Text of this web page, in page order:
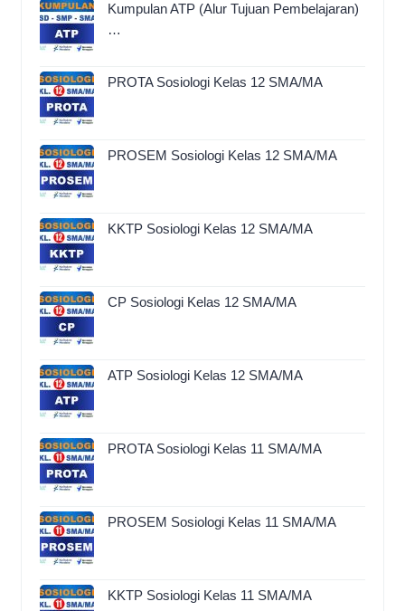
Kumpulan ATP (Alur Tujuan Pembelajaran)
…
PROTA Sosiologi Kelas 12 SMA/MA
PROSEM Sosiologi Kelas 12 SMA/MA
KKTP Sosiologi Kelas 12 SMA/MA
CP Sosiologi Kelas 12 SMA/MA
ATP Sosiologi Kelas 12 SMA/MA
PROTA Sosiologi Kelas 11 SMA/MA
PROSEM Sosiologi Kelas 11 SMA/MA
KKTP Sosiologi Kelas 11 SMA/MA